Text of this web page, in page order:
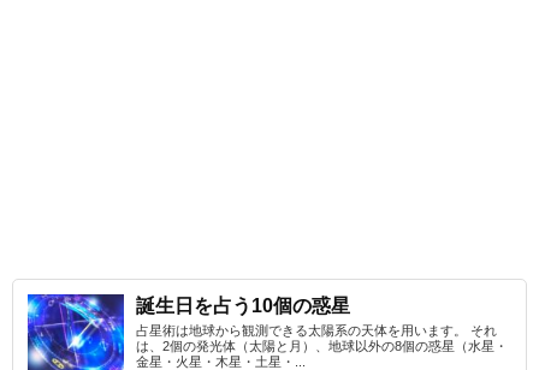
誕生日を占う10個の惑星
占星術は地球から観測できる太陽系の天体を用います。 それ
は、2個の発光体（太陽と月）、地球以外の8個の惑星（水星・
金星・火星・木星・土星・...